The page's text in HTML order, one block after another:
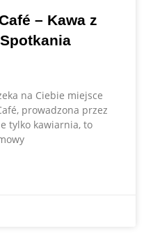
– Kawa z
na Ciebie miejsce
prowadzona przez
tylko kawiarnia, to